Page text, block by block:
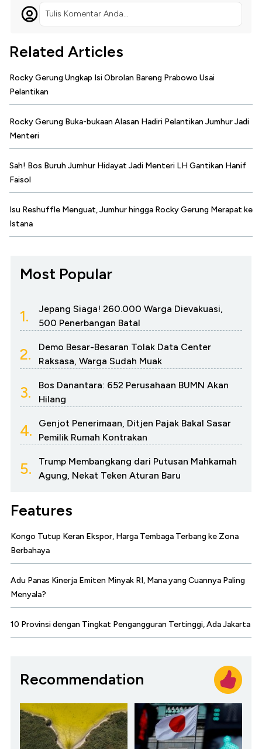
Tulis Komentar Anda...
Related Articles
Rocky Gerung Ungkap Isi Obrolan Bareng Prabowo Usai
Pelantikan
Rocky Gerung Buka-bukaan Alasan Hadiri Pelantikan Jumhur Jadi
Menteri
Sah! Bos Buruh Jumhur Hidayat Jadi Menteri LH Gantikan Hanif
Faisol
Isu Reshuffle Menguat, Jumhur hingga Rocky Gerung Merapat ke
Istana
Most Popular
1.
Jepang Siaga! 260.000 Warga Dievakuasi,
500 Penerbangan Batal
2.
Demo Besar-Besaran Tolak Data Center
Raksasa, Warga Sudah Muak
3.
Bos Danantara: 652 Perusahaan BUMN Akan
Hilang
4.
Genjot Penerimaan, Ditjen Pajak Bakal Sasar
Pemilik Rumah Kontrakan
5.
Trump Membangkang dari Putusan Mahkamah
Agung, Nekat Teken Aturan Baru
Features
Kongo Tutup Keran Ekspor, Harga Tembaga Terbang ke Zona
Berbahaya
Adu Panas Kinerja Emiten Minyak RI, Mana yang Cuannya Paling
Menyala?
10 Provinsi dengan Tingkat Pengangguran Tertinggi, Ada Jakarta
Recommendation